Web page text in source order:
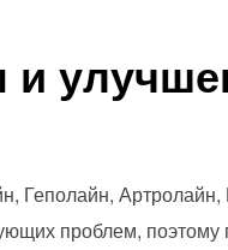
и
Геполайн,
проблем,